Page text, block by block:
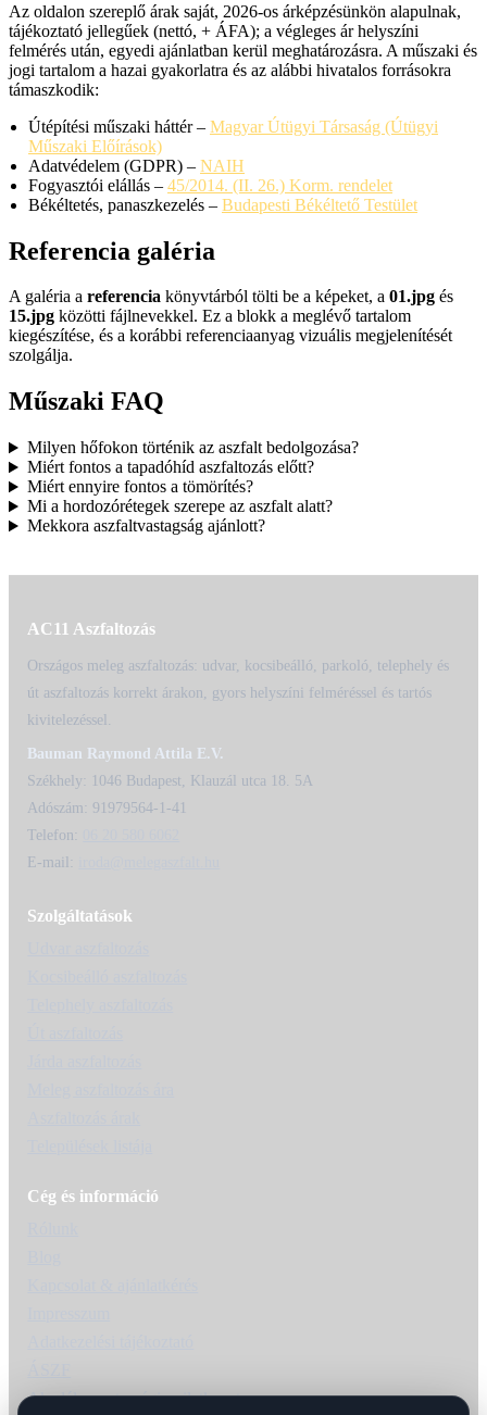
Az oldalon szereplő árak saját, 2026-os árképzésünkön alapulnak,
tájékoztató jellegűek (nettó, + ÁFA); a végleges ár helyszíni
felmérés után, egyedi ajánlatban kerül meghatározásra. A műszaki és
jogi tartalom a hazai gyakorlatra és az alábbi hivatalos forrásokra
támaszkodik:
Útépítési műszaki háttér – Magyar Útügyi Társaság (Útügyi
Műszaki Előírások)
Adatvédelem (GDPR) – NAIH
Fogyasztói elállás – 45/2014. (II. 26.) Korm. rendelet
Békéltetés, panaszkezelés – Budapesti Békéltető Testület
Referencia galéria
A galéria a referencia könyvtárból tölti be a képeket, a 01.jpg és
15.jpg közötti fájlnevekkel. Ez a blokk a meglévő tartalom
kiegészítése, és a korábbi referenciaanyag vizuális megjelenítését
szolgálja.
Műszaki FAQ
Milyen hőfokon történik az aszfalt bedolgozása?
Miért fontos a tapadóhíd aszfaltozás előtt?
Miért ennyire fontos a tömörítés?
Mi a hordozórétegek szerepe az aszfalt alatt?
Mekkora aszfaltvastagság ajánlott?
AC11 Aszfaltozás
Országos meleg aszfaltozás: udvar, kocsibeálló, parkoló, telephely és
út aszfaltozás korrekt árakon, gyors helyszíni felméréssel és tartós
kivitelezéssel.
Bauman Raymond Attila E.V.
Székhely: 1046 Budapest, Klauzál utca 18. 5A
Adószám: 91979564-1-41
Telefon:
E-mail:
Szolgáltatások
Cég és információ
Akadálymentességi nyilatkozat